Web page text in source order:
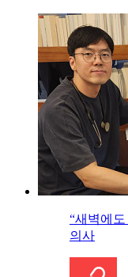
“새벽에
의사